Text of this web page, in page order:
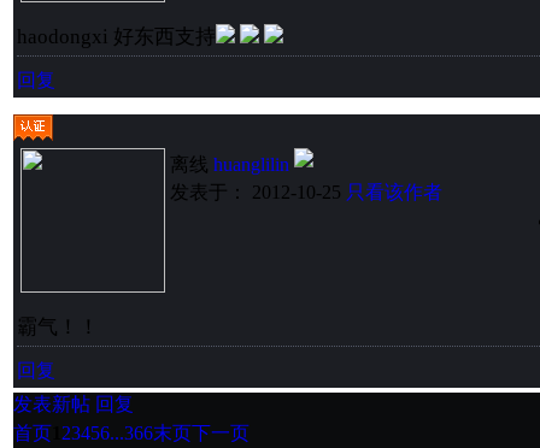
haodongxi 好东西支持
回复
离线 huanglilin
发表于： 2012-10-25 只看该作者
霸气！！
回复
发表新帖 回复
首页 23456...366末页下一页